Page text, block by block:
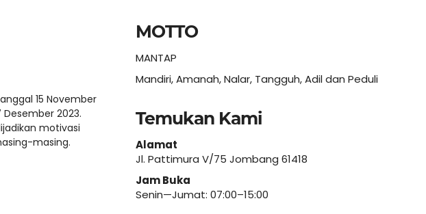
15 November
2023.
motivasi
masing.
MOTTO
MANTAP
Mandiri, Amanah, Nalar, Tangguh, Adil dan Peduli
Temukan Kami
Alamat
Jl. Pattimura V/75 Jombang 61418
Jam Buka
Senin—Jumat: 07:00–15:00